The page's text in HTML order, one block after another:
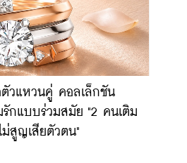
ตัวแหวนคู่ คอลเล็กชัน
รักแบบร่วมสมัย "2 คนเติม
สูญเสียตัวตน"